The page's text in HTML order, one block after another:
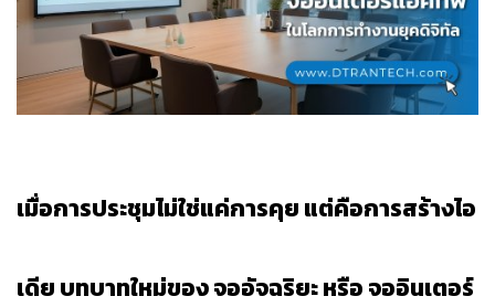
เมื่อการประชุมไม่ใช่แค่การคุย แต่คือการสร้างไอ
เดีย บทบาทใหม่ของ จออัจฉริยะ หรือ จออินเตอร์